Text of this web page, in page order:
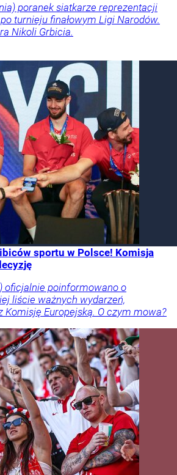
poranek siatkarze reprezentacji
turnieju finałowym Ligi Narodów.
Nikoli Grbicia.
sportu w Polsce! Komisja
oficjalnie poinformowano o
liście ważnych wydarzeń,
Komisję Europejską. O czym mowa?